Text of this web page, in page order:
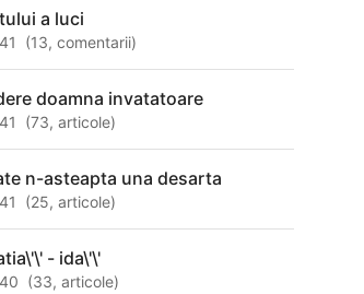
a luci
(13,comentarii)
doamna invatatoare
(73,articole)
n-asteapta una desarta
(25,articole)
- ida\'\'
(33,articole)